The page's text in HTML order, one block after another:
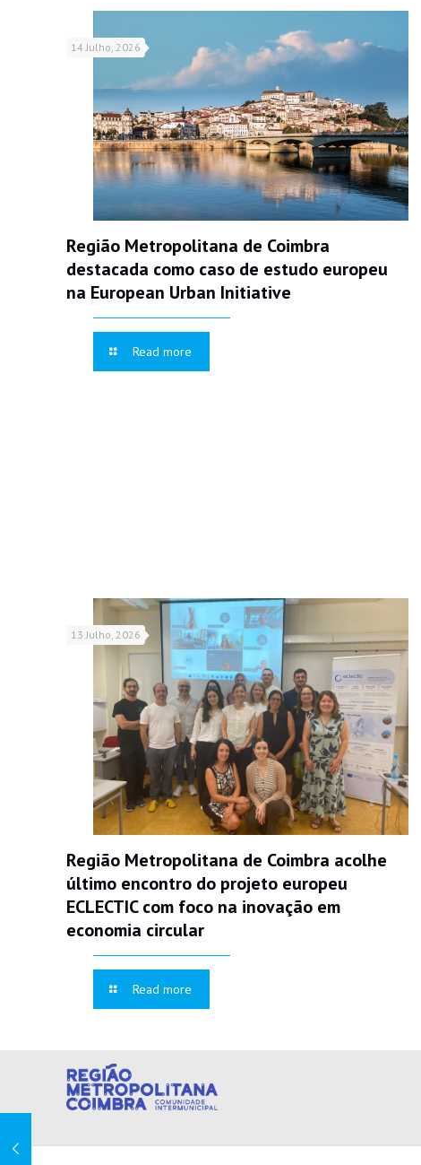
14 Julho, 2026
Região Metropolitana de Coimbra
destacada como caso de estudo europeu
na European Urban Initiative
Read more
13 Julho, 2026
Região Metropolitana de Coimbra acolhe
último encontro do projeto europeu
ECLECTIC com foco na inovação em
economia circular
Read more